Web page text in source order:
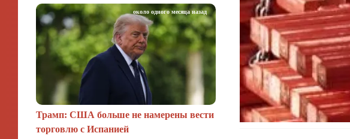
Трамп: США больше не намерены вести
торговлю с Испанией
около одного месяца назад